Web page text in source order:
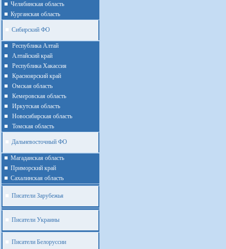
Челябинская область
Курганская область
Сибирский ФО
Республика Алтай
Алтайcкий край
Республика Хакассия
Красноярский край
Омская область
Кемеровская область
Иркутская область
Новосибирская область
Томская область
Дальневосточный ФО
Магаданская область
Приморский край
Cахалинская область
Писатели Зарубежья
Писатели Украины
Писатели Белоруссии